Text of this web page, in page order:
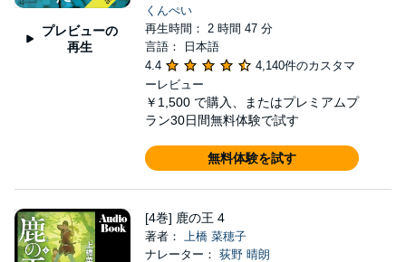
プレビューの
再生
くんぺい
再生時間： 2 時間 47 分
言語： 日本語
4.4
4,140件のカスタマ
ーレビュー
￥1,500 で購入、またはプレミアムプ
ラン30日間無料体験で試す
無料体験を試す
[4巻] 鹿の王 4
著者： 上橋 菜穂子
ナレーター： 荻野 晴朗